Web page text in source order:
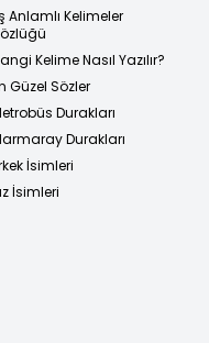
Anlamlı Kelimeler
Kelime Nasıl Yazılır?
Güzel Sözler
Durakları
Durakları
İsimleri
İsimleri